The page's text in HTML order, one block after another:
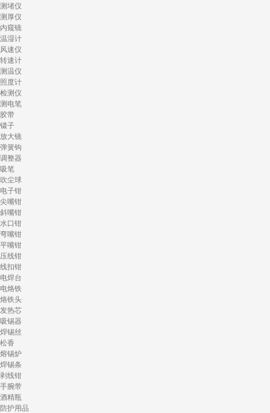
测堵仪
测厚仪
内窥镜
温湿计
风速仪
转速计
测温仪
照度计
检测仪
测电笔
胶带
镊子
放大镜
弹簧钩
调整器
吸笔
吹尘球
电子钳
尖嘴钳
斜嘴钳
水口钳
弯嘴钳
平嘴钳
压线钳
线扣钳
电焊台
电烙铁
烙铁头
发热芯
吸锡器
焊锡丝
松香
熔锡炉
焊锡条
剥线钳
手腕带
酒精瓶
防护用品